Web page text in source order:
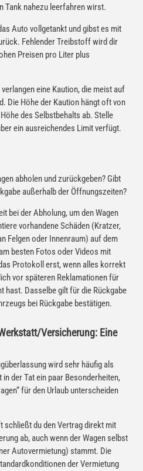
Tank nahezu leerfahren wirst.
Auto vollgetankt und gibst es mit
Fehlender Treibstoff wird dir
Preisen pro Liter plus
eine Kaution, die meist auf
Die Höhe der Kaution hängt oft von
des Selbstbehalts ab. Stelle
ein ausreichendes Limit verfügt.
abholen und zurückgeben? Gibt
außerhalb der Öffnungszeiten?
bei der Abholung, um den Wagen
vorhandene Schäden (Kratzer,
Felgen oder Innenraum) auf dem
besten Fotos oder Videos mit
Protokoll erst, wenn alles korrekt
vor späteren Reklamationen für
hast. Dasselbe gilt für die Rückgabe
bei Rückgabe bestätigen.
Versicherung: Eine
wird sehr häufig als
in der Tat ein paar Besonderheiten,
für den Urlaub unterscheiden
schließt du den Vertrag direkt mit
ab, auch wenn der Wagen selbst
Autovermietung) stammt. Die
der Vermietung